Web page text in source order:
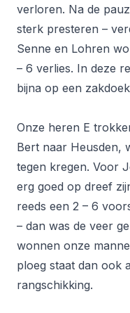
verloren. Na de
sterk presteren –
Senne en Lohren
– 6 verlies. In deze
bijna op een
Onze heren E
Bert naar Heusden,
tegen kregen. Voor
erg goed op dreef
reeds een 2 – 6
– dan was de veer
wonnen onze
ploeg staat dan ook
rangschikking.